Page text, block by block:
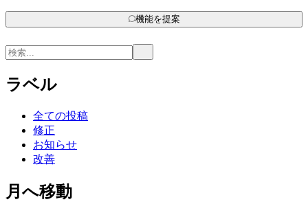
機能を提案
ラベル
全ての投稿
修正
お知らせ
改善
月へ移動